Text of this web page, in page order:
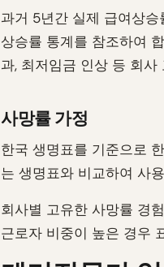
과거 5년간 실제 급여상
상승률 통계를 참조하여
과, 최저임금 인상 등 회
사망률 가정
한국 생명표를 기준으로
는 생명표와 비교하여 사
회사별 고유한 사망률 경
근로자 비중이 높은 경우